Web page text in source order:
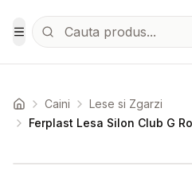
Sari la conținutul principal
Toggle Menu
Acasa Caini
Lese si Zgarzi
Ferplast Lesa Silon Club G